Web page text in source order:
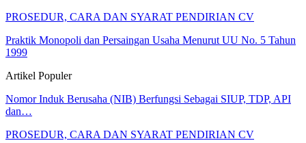
PROSEDUR, CARA DAN SYARAT PENDIRIAN CV
Praktik Monopoli dan Persaingan Usaha Menurut UU No. 5 Tahun
1999
Artikel Populer
Nomor Induk Berusaha (NIB) Berfungsi Sebagai SIUP, TDP, API
dan…
PROSEDUR, CARA DAN SYARAT PENDIRIAN CV